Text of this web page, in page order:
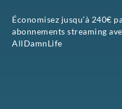
Économisez jusqu’à 240€
abonnements streaming
AllDamnLife